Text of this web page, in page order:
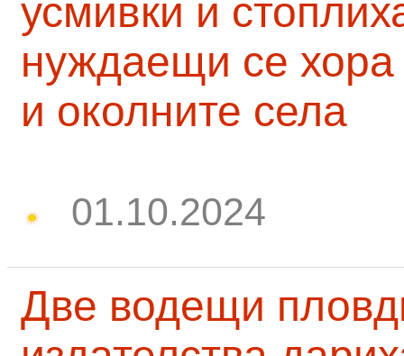
усмивки и
нуждаещи се
и околните села
01.10.2024
Две водещи